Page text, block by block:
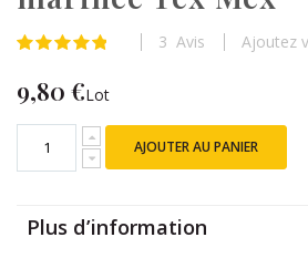
beginning
of
images
gallery
Évaluation: 3 Avis Ajoutez
9,80 €Lot
AJOUTER AU PANIER
Plus d’information